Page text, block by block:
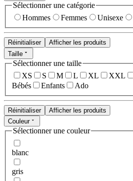
Sélectionner une catégorie
Hommes
Femmes Unisexe
Réinitialiser
Afficher les produits
Taille
Sélectionner une taille
XS
S M L XL XXL
Bébés
Enfants Ado
Réinitialiser
Afficher les produits
Couleur
Sélectionner une couleur
blanc
gris